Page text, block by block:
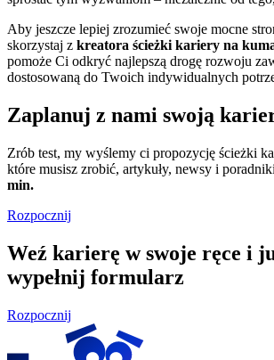
Aby jeszcze lepiej zrozumieć swoje mocne
skorzystaj z kreatora ścieżki kariery na
pomoże Ci odkryć najlepszą drogę rozwoju
dostosowaną do Twoich indywidualnych
Zaplanuj z nami swoją
Zrób test, my wyślemy ci propozycję ścieżki
które musisz zrobić, artykuły, newsy i
min.
Rozpocznij
Weź karierę w swoje ręce i
wypełnij formularz
Rozpocznij